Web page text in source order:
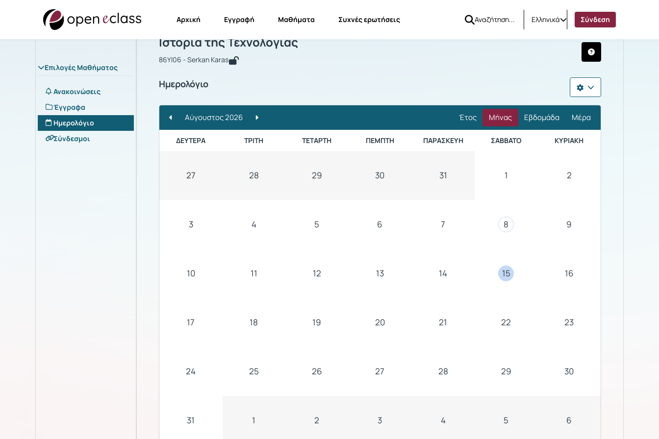
Αρχική Εγγραφή Μαθήματα Συχνές ερωτήσεις Ελληνικά Σύνδεση
Επιλογές Μαθήματος
Ανακοινώσεις
Έγγραφα
Ημερολόγιο
Σύνδεσμοι
Μάθημα : Ιστορία της Τεχνολογίας
Ιστορία της Τεχνολογίας
86YI06 - Serkan Karas
Ημερολόγιο
Αύγουστος 2026 Έτος Μήνας Εβδομάδα Μέρα
ΔΕΥΤΈΡΑ ΤΡΊΤΗ ΤΕΤΆΡΤΗ ΠΈΜΠΤΗ ΠΑΡΑΣΚΕΥΉ ΣΆΒΒΑΤΟ ΚΥΡΙΑΚΉ
27 28 29 30 31 1 2
3 4 5 6 7 8 9
10 11 12 13 14 15 16
17 18 19 20 21 22 23
24 25 26 27 28 29 30
31 1 2 3 4 5 6